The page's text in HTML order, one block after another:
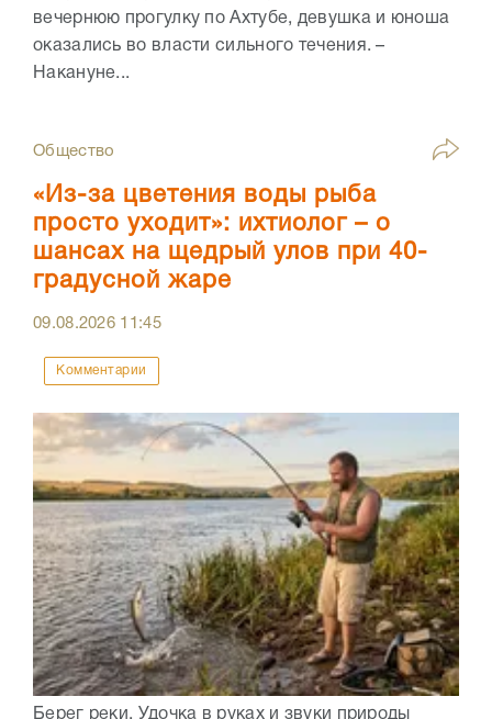
вечернюю прогулку по Ахтубе, девушка и юноша
оказались во власти сильного течения. –
Накануне...
Общество
«Из-за цветения воды рыба
просто уходит»: ихтиолог – о
шансах на щедрый улов при 40-
градусной жаре
09.08.2026 11:45
Комментарии
Берег реки. Удочка в руках и звуки природы